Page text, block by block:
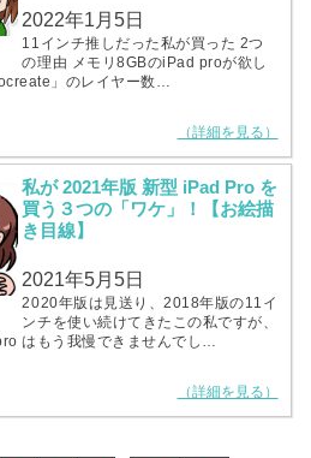
2022年1月5日
11インチ推しだった私が買った 2つ
の理由 メモリ8GBのiPad proが欲し
」のレイヤー数…
（詳細を見る）
私が 2021年版 新型 iPad Pro を
買う３つの「ワケ」！【お絵描
き目線】
2021年5月5日
2020年版は見送り、2018年版の11イ
ンチを使い続けてきたこの私ですが、
はもう我慢できませんでし…
（詳細を見る）